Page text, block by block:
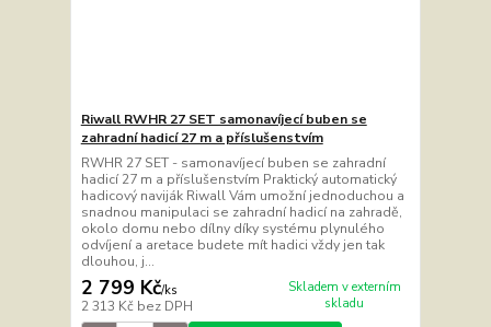
Riwall RWHR 27 SET samonavíjecí buben se
zahradní hadicí 27 m a příslušenstvím
RWHR 27 SET - samonavíjecí buben se zahradní
hadicí 27 m a příslušenstvím Praktický automatický
hadicový naviják Riwall Vám umožní jednoduchou a
snadnou manipulaci se zahradní hadicí na zahradě,
okolo domu nebo dílny díky systému plynulého
odvíjení a aretace budete mít hadici vždy jen tak
dlouhou, j...
2 799 Kč/ks
2 313 Kč bez DPH
Skladem v externím
skladu